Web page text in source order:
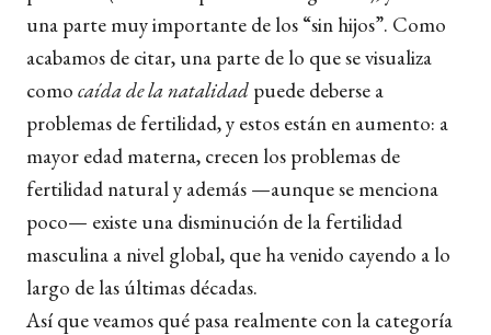
una parte muy importante de los “sin hijos”. Como
acabamos de citar, una parte de lo que se visualiza
como caída de la natalidad puede deberse a
problemas de fertilidad, y estos están en aumento: a
mayor edad materna, crecen los problemas de
fertilidad natural y además —aunque se menciona
poco— existe una disminución de la fertilidad
masculina a nivel global, que ha venido cayendo a lo
largo de las últimas décadas.
Así que veamos qué pasa realmente con la categoría